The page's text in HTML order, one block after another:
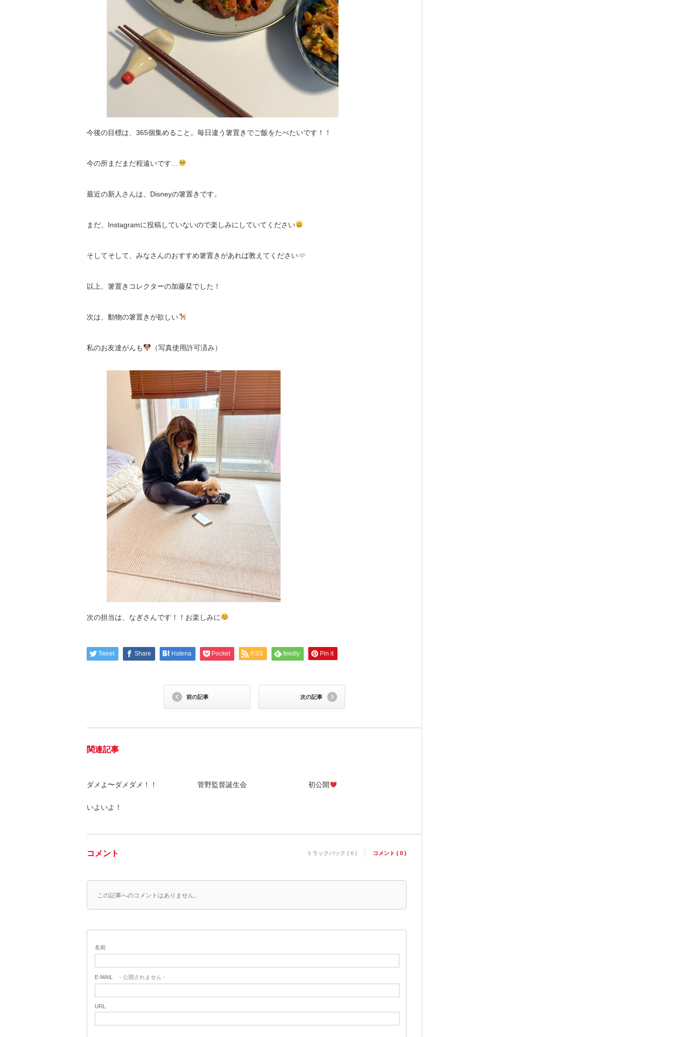
今後の目標は、365個集めること。毎日違う箸置きでご飯をたべたいです！！
今の所まだまだ程遠いです…
最近の新人さんは、Disneyの箸置きです。
まだ、Instagramに投稿していないので楽しみにしていてください
そしてそして、みなさんのおすすめ箸置きがあれば教えてください
以上、箸置きコレクターの加藤栞でした！
次は、動物の箸置きが欲しい
私のお友達がんも （写真使用許可済み）
次の担当は、なぎさんです！！お楽しみに
Tweet Share Hatena Pocket RSS feedly Pin it
前の記事 次の記事
関連記事
ダメよ〜ダメダメ！！ 菅野監督誕生会 初公開
いよいよ！
コメント トラックバック ( 0 ) コメント ( 0 )
この記事へのコメントはありません。
名前
E-MAIL - 公開されません -
URL